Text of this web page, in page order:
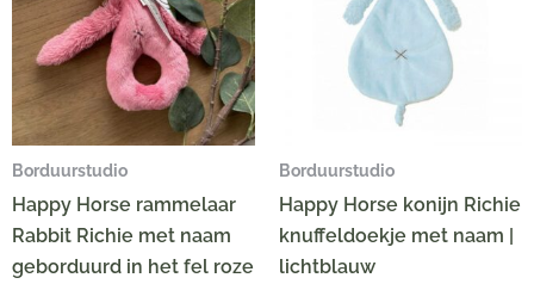
Borduurstudio
Happy Horse rammelaar
Rabbit Richie met naam
geborduurd in het fel roze
Borduurstudio
Happy Horse konijn Richie
knuffeldoekje met naam |
lichtblauw